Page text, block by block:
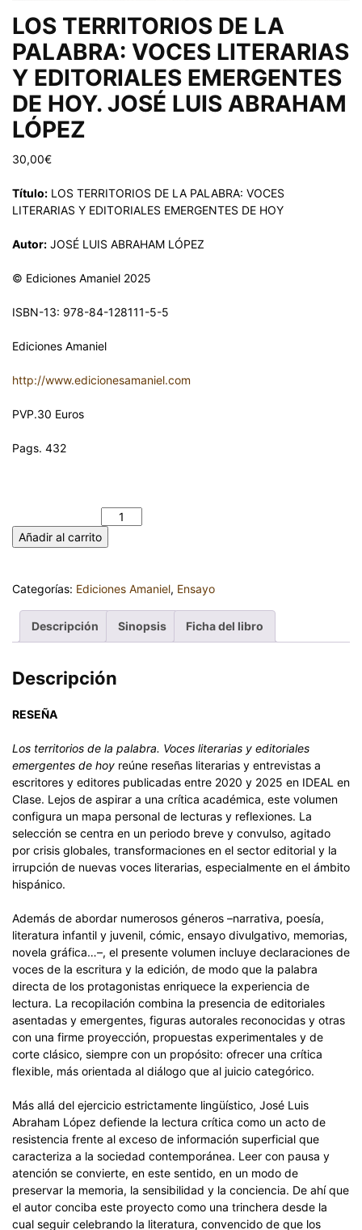
LOS TERRITORIOS DE LA
PALABRA: VOCES LITERARIAS
Y EDITORIALES EMERGENTES
DE HOY. JOSÉ LUIS ABRAHAM
LÓPEZ
30,00€
Título: LOS TERRITORIOS DE LA PALABRA: VOCES
LITERARIAS Y EDITORIALES EMERGENTES DE HOY
Autor: JOSÉ LUIS ABRAHAM LÓPEZ
© Ediciones Amaniel 2025
ISBN-13: 978-84-128111-5-5
Ediciones Amaniel
http://www.edicionesamaniel.com
PVP.30 Euros
Pags. 432
Añadir al carrito
Categorías: Ediciones Amaniel, Ensayo
Descripción Sinopsis Ficha del libro
Descripción
RESEÑA
Los territorios de la palabra. Voces literarias y editoriales
emergentes de hoy reúne reseñas literarias y entrevistas a
escritores y editores publicadas entre 2020 y 2025 en IDEAL en
Clase. Lejos de aspirar a una crítica académica, este volumen
configura un mapa personal de lecturas y reflexiones. La
selección se centra en un periodo breve y convulso, agitado
por crisis globales, transformaciones en el sector editorial y la
irrupción de nuevas voces literarias, especialmente en el ámbito
hispánico.
Además de abordar numerosos géneros –narrativa, poesía,
literatura infantil y juvenil, cómic, ensayo divulgativo, memorias,
novela gráfica…–, el presente volumen incluye declaraciones de
voces de la escritura y la edición, de modo que la palabra
directa de los protagonistas enriquece la experiencia de
lectura. La recopilación combina la presencia de editoriales
asentadas y emergentes, figuras autorales reconocidas y otras
con una firme proyección, propuestas experimentales y de
corte clásico, siempre con un propósito: ofrecer una crítica
flexible, más orientada al diálogo que al juicio categórico.
Más allá del ejercicio estrictamente lingüístico, José Luis
Abraham López defiende la lectura crítica como un acto de
resistencia frente al exceso de información superficial que
caracteriza a la sociedad contemporánea. Leer con pausa y
atención se convierte, en este sentido, en un modo de
preservar la memoria, la sensibilidad y la conciencia. De ahí que
el autor conciba este proyecto como una trinchera desde la
cual seguir celebrando la literatura, convencido de que los